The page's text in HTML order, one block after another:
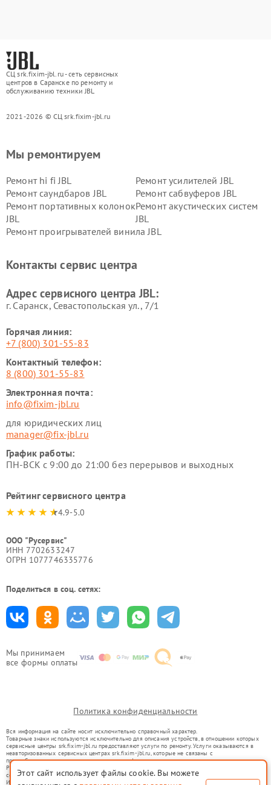
СЦ srk.fixim-jbl.ru - сеть сервисных
центров в Саранске по ремонту и
обслуживанию техники JBL
2021-2026 © СЦ srk.fixim-jbl.ru
Мы принимаем
все формы оплаты
Мы ремонтируем
Ремонт hi fi JBL
Ремонт усилителей JBL
Ремонт саундбаров JBL
Ремонт сабвуферов JBL
Ремонт портативных колонок
JBL
Ремонт акустических систем
JBL
Ремонт проигрывателей винила JBL
Контакты сервис центра
Адрес сервисного центра JBL:
г. Саранск, Севастопольская ул., 7/1
Горячая линия:
+7 (800) 301-55-83
Контактный телефон:
8 (800) 301-55-83
Электронная почта:
info@fixim-jbl.ru
для юридических лиц
manager@fix-jbl.ru
График работы:
ПН-ВСК с 9:00 до 21:00 без перерывов и выходных
Рейтинг сервисного центра
4.9-5.0
ООО "Русервис"
ИНН 7702633247
ОГРН 1077746335776
Поделиться в соц. сетях:
Политика конфиденциальности
Вся информация на сайте носит исключительно справочный характер.
Товарные знаки используются исключительно для описания устройств, в отношении которых
сервисные центры srk.fixim-jbl.ru предоставляют услуги по ремонту. Услуги оказываются в
неавторизованных сервисных центрах srk.fixim-jbl.ru, которые не связаны с
правообладателями товарных знаков или их официальными представителями.
Ремонт осуществляется для устройств, уже введенных в гражданский оборот в соответствии
со статьей 1487 ГК РФ.
Использование товарных знаков не преследует цели индивидуализации услуг или введения
Этот сайт использует файлы cookie. Вы можете